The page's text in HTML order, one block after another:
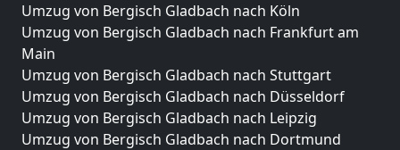
Umzug von Bergisch Gladbach nach Köln
Umzug von Bergisch Gladbach nach Frankfurt am
Main
Umzug von Bergisch Gladbach nach Stuttgart
Umzug von Bergisch Gladbach nach Düsseldorf
Umzug von Bergisch Gladbach nach Leipzig
Umzug von Bergisch Gladbach nach Dortmund